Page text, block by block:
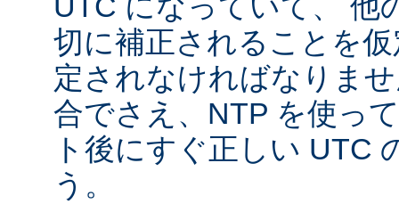
切に補正されることを
定されなければなりま
合でさえ、NTP を使っ
ト後にすぐ正しい UTC
う。